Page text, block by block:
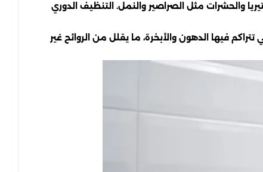
والحشرات مثل الصراصير والنمل. التنظيف الدوري
فيها الدهون والأبخرة، ما يقلل من الروائح غير